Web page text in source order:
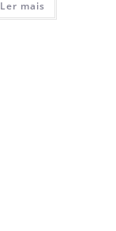
Ler mais